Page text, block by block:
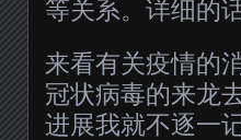
等关系。详细的
来看有关疫情的
冠状病毒的来龙
进展我就不逐一